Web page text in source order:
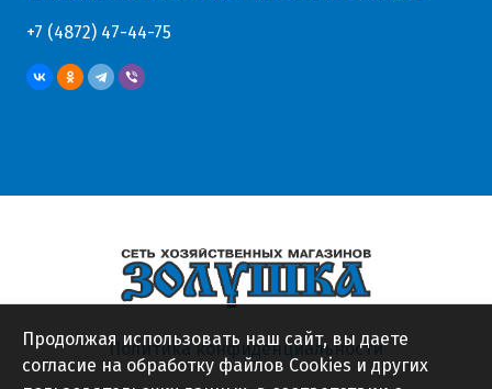
+7 (4872) 47-44-75
Политика конфиденциальности
Продолжая использовать наш сайт, вы даете
согласие на обработку файлов Cookies и других